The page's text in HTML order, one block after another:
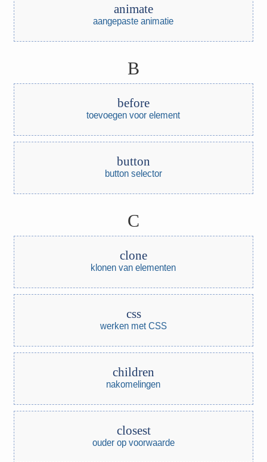
animate
aangepaste animatie
B
before
toevoegen voor element
button
button selector
C
clone
klonen van elementen
css
werken met CSS
children
nakomelingen
closest
ouder op voorwaarde